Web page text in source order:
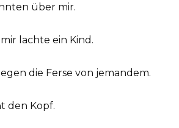
über mir.
lachte ein Kind.
die Ferse von jemandem.
den Kopf.